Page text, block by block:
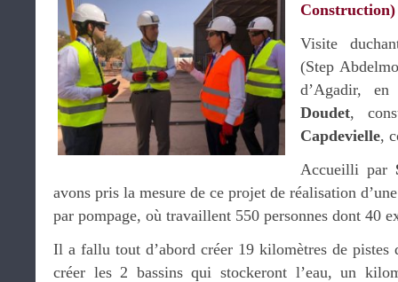
Visite
(Step
d’Agadir,
Doudet,
Capdevielle,
Accueilli par
avons pris la mesure de ce projet de réalisation
par pompage, où travaillent 550 personnes dont 40
Il a fallu tout d’abord créer 19 kilomètres de pistes
créer les 2 bassins qui stockeront l’eau, un